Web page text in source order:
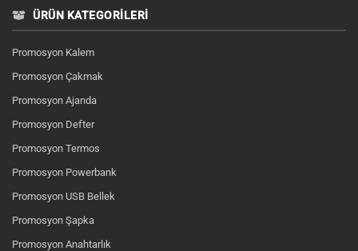
ÜRÜN KATEGORILERI
Promosyon Kalem
Promosyon Çakmak
Promosyon Ajanda
Promosyon Defter
Promosyon Termos
Promosyon Powerbank
Promosyon USB Bellek
Promosyon Şapka
Promosyon Anahtarlık